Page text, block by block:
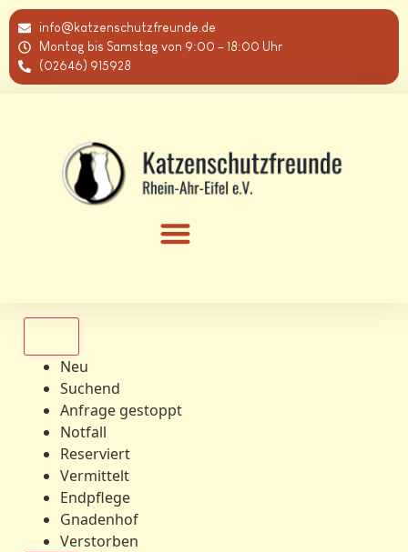
info@katzenschutzfreunde.de
Montag bis Samstag von 9:00 – 18:00 Uhr
(02646) 915928
Neu
Suchend
Anfrage gestoppt
Notfall
Reserviert
Vermittelt
Endpflege
Gnadenhof
Verstorben